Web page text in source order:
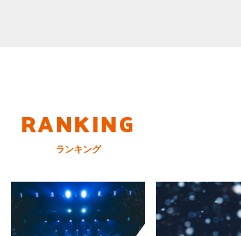
RANKING
ランキング